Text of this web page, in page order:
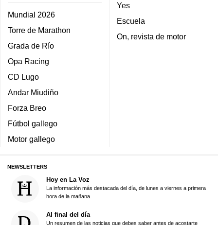
Mundial 2026
Torre de Marathon
Grada de Río
Opa Racing
CD Lugo
Andar Miudiño
Forza Breo
Fútbol gallego
Motor gallego
Yes
Escuela
On, revista de motor
NEWSLETTERS
Hoy en La Voz
La información más destacada del día, de lunes a viernes a primera
hora de la mañana
Al final del día
Un resumen de las noticias que debes saber antes de acostarte